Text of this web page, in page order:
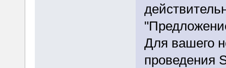
Для вашего
проведения